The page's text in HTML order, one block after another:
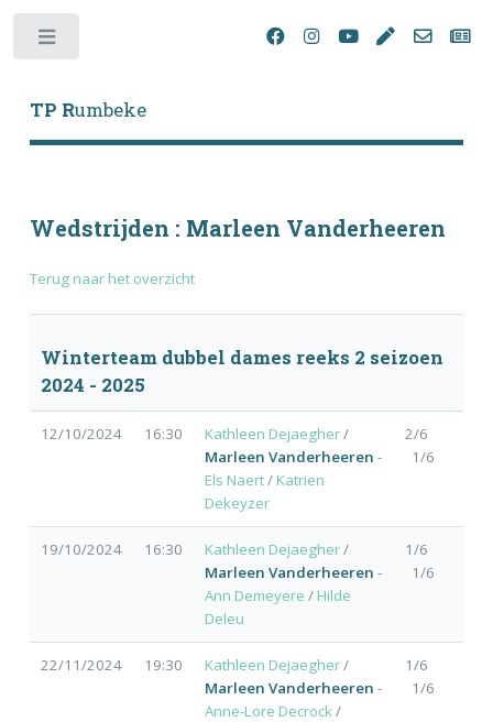
TP Rumbeke
Wedstrijden : Marleen Vanderheeren
Terug naar het overzicht
Winterteam dubbel dames reeks 2 seizoen
2024 - 2025
12/10/2024 16:30 Kathleen Dejaegher/
Marleen Vanderheeren -
Els Naert/ Katrien
Dekeyzer
2/6
1/6
19/10/2024 16:30 Kathleen Dejaegher/
Marleen Vanderheeren -
Ann Demeyere / Hilde
Deleu
1/6
1/6
22/11/2024 19:30 Kathleen Dejaegher/
Marleen Vanderheeren -
Anne-Lore Decrock/
1/6
1/6